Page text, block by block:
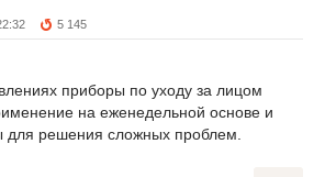
5 145
приборы по уходу за лицом
на еженедельной основе и
для решения сложных проблем.